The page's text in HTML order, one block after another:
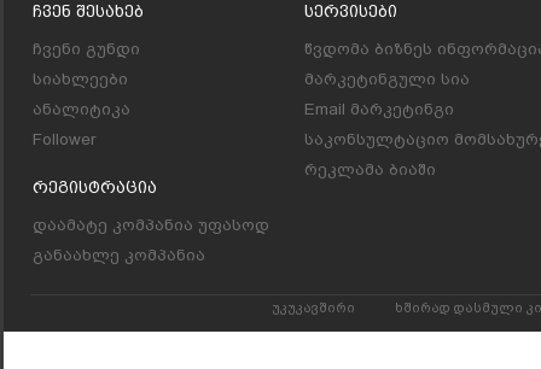
Ჩვენ Შესახებ
ჩვენი გუნდი
სიახლეები
ანალიტიკა
Follower
Რეგისტრაცია
დაამატე კომპანია უფასოდ
განაახლე კომპანია
Სერვისები
წვდომა ბიზნეს
მარკეტინგული სია
Email მარკეტინგი
საკონსულტაციო
რეკლამა ბიაში
უკუკავშირი ხშირად დასმული